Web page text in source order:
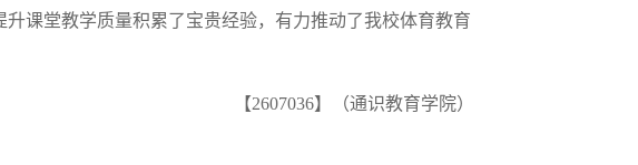
课堂教学质量积累了宝贵经验，有力推动了我校体育教育
【2607036】（通识教育学院）